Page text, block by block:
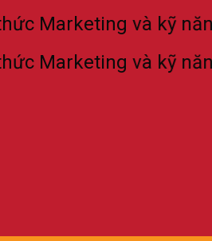
và kỹ năng
và kỹ năng